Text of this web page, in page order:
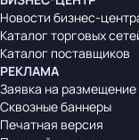
Новости бизнес-
Каталог торговых
Каталог поставщиков
РЕКЛАМА
Заявка на размещение
Сквозные баннеры
Печатная версия